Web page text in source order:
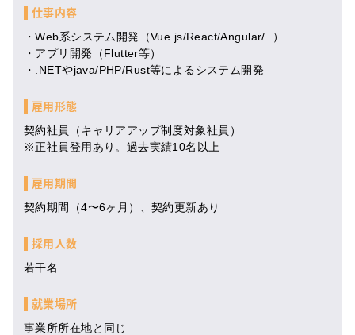
仕事内容
・Web系システム開発（Vue.js/React/Angular/..）
・アプリ開発（Flutter等）
・.NETやjava/PHP/Rust等によるシステム開発
雇用形態
契約社員（キャリアアップ制度対象社員）
※正社員登用あり。過去実績10名以上
雇用期間
契約期間（4〜6ヶ月）、契約更新あり
採用人数
若干名
就業場所
事業所所在地と同じ